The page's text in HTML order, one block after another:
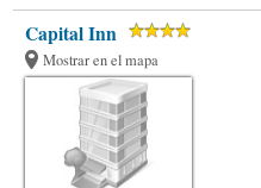
Capital Inn
Mostrar en el mapa